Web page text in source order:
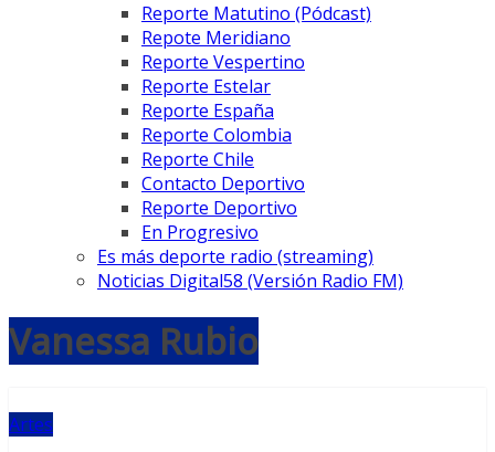
Reporte Matutino (Pódcast)
Repote Meridiano
Reporte Vespertino
Reporte Estelar
Reporte España
Reporte Colombia
Reporte Chile
Contacto Deportivo
Reporte Deportivo
En Progresivo
Es más deporte radio (streaming)
Noticias Digital58 (Versión Radio FM)
Vanessa Rubio
Artes